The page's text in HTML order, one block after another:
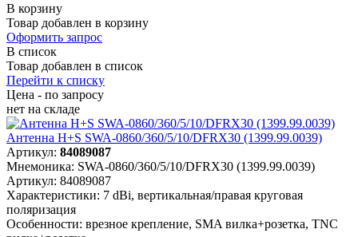
В корзину
Товар добавлен в корзину
Оформить запрос
В список
Товар добавлен в список
Перейти к списку
Цена - по запросу
нет на складе
Антенна H+S SWA-0860/360/5/10/DFRX30 (1399.99.0039)
Артикул: 84089087
Мнемоника: SWA-0860/360/5/10/DFRX30 (1399.99.0039)
Артикул: 84089087
Характеристики: 7 dBi, вертикальная/правая круговая
поляризация
Особенности: врезное крепление, SMA вилка+розетка, TNC